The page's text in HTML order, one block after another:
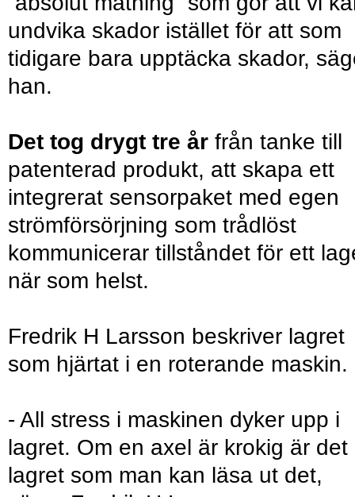
undvika skador istället för att som
tidigare bara upptäcka skador,
han.
Det tog drygt tre år från tanke till
patenterad produkt, att skapa ett
integrerat sensorpaket med egen
strömförsörjning som trådlöst
kommunicerar tillståndet för ett
när som helst.
Fredrik H Larsson beskriver lagret
som hjärtat i en roterande maskin.
- All stress i maskinen dyker upp i
lagret. Om en axel är krokig är det
lagret som man kan läsa ut det,